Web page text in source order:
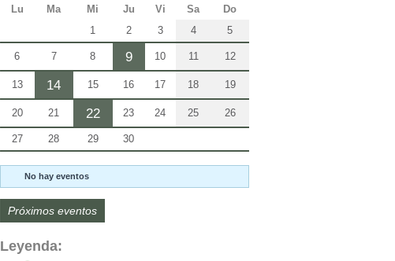
Lu Ma Mi Ju Vi Sa
Do
1
2 3 4 5
6 7 8 9 10 11 12
13 14 15 16 17 18 19
20 21 22 23 24 25 26
27 28 29 30
No hay eventos
Próximos eventos
Leyenda: